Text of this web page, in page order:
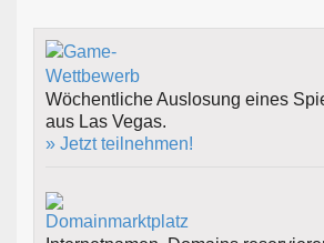
Wöchentliche Auslosung eines
aus Las Vegas.
» Jetzt teilnehmen!